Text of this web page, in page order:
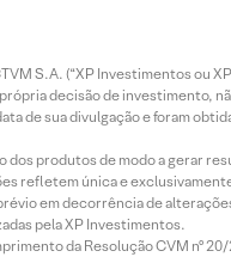
S.A. (“XP Investimentos ou
decisão de
de sua divulgação e foram
produtos de modo a gerar
refletem única e
em decorrência de
pela XP Investimentos.
da Resolução CVM nº